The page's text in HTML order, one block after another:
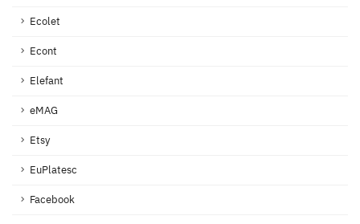
Ecolet
Econt
Elefant
eMAG
Etsy
EuPlatesc
Facebook